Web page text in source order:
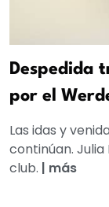
Despedida
por el
Las idas y
continúan.
club. | más